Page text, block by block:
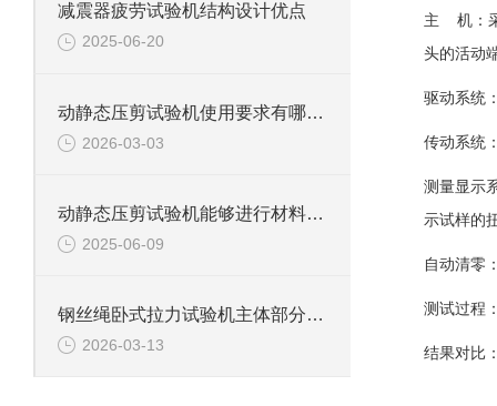
减震器疲劳试验机结构设计优点
2025-06-20
动静态压剪试验机使用要求有哪些？
2026-03-03
动静态压剪试验机能够进行材料的多种类型测力试验
2025-06-09
钢丝绳卧式拉力试验机主体部分及作用
2026-03-13
主 机：采
头的活动
驱动系统
传动系统
测量显示
示试样的
自动清零
测试过程
结果对比